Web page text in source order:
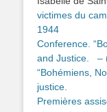
victimes du
1944
Conference.
and Justice. –
“Bohémiens,
justice.
Premières